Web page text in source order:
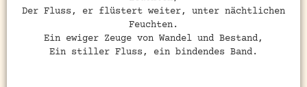
Der Fluss, er flüstert weiter, unter nächtlichen
Feuchten.
Ein ewiger Zeuge von Wandel und Bestand,
Ein stiller Fluss, ein bindendes Band.